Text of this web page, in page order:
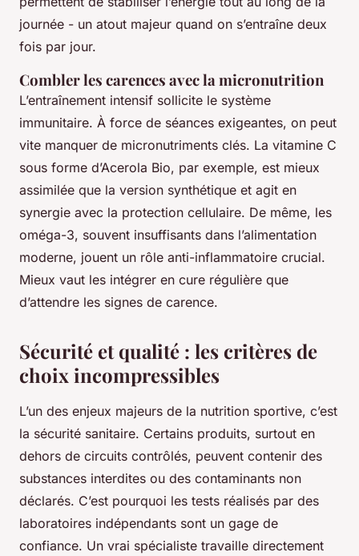
journée - un atout majeur quand on s’entraîne deux
fois par jour.
Combler les carences avec la micronutrition
L’entraînement intensif sollicite le système
immunitaire. À force de séances exigeantes, on peut
vite manquer de micronutriments clés. La vitamine C
sous forme d’Acerola Bio, par exemple, est mieux
assimilée que la version synthétique et agit en
synergie avec la protection cellulaire. De même, les
oméga-3, souvent insuffisants dans l’alimentation
moderne, jouent un rôle anti-inflammatoire crucial.
Mieux vaut les intégrer en cure régulière que
d’attendre les signes de carence.
Sécurité et qualité : les critères de
choix incompressibles
L’un des enjeux majeurs de la nutrition sportive, c’est
la sécurité sanitaire. Certains produits, surtout en
dehors de circuits contrôlés, peuvent contenir des
substances interdites ou des contaminants non
déclarés. C’est pourquoi les tests réalisés par des
laboratoires indépendants sont un gage de
confiance. Un vrai spécialiste travaille directement